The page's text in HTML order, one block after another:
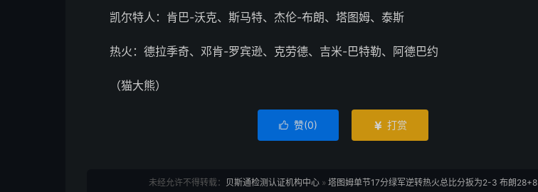
凯尔特人：肯巴-沃克、斯马特、杰伦-布朗、塔图姆、泰斯
热火：德拉季奇、邓肯-罗宾逊、克劳德、吉米-巴特勒、阿德巴约
（猫大熊）
 赞(0)  打赏
未经允许不得转载： 贝斯通检测认证机构中心 » 塔图姆单节17分绿军逆转热火总比分扳为2-3 布朗28+8